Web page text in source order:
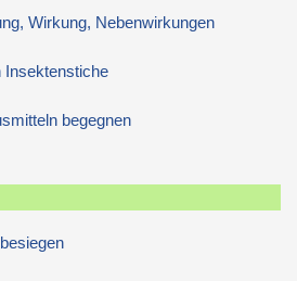
Wirkung, Nebenwirkungen
Insektenstiche
begegnen